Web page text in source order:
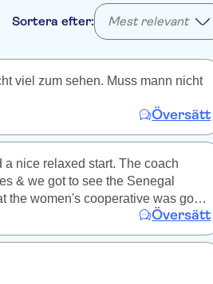
Sortera efter: Mest relevant
viel zum sehen. Muss mann nicht
Översätt
nice relaxed start. The coach
& we got to see the Senegal
the women's cooperative was good
no pressure to buy anything. Our
& interesting. We saw daily life
recommend this half-day trip.
Översätt